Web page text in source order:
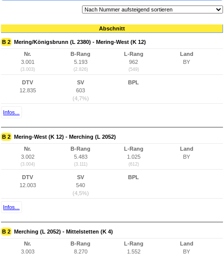
Abschnitt
B 2 Mering/Königsbrunn (L 2380) - Mering-West (K 12)
Nr.
3.001
(3.003)
B-Rang
5.193
(2.826)
L-Rang
962
(549)
Land
BY
DTV
12.835
SV
603
(4,7%)
BPL
Infos...
B 2 Mering-West (K 12) - Merching (L 2052)
Nr.
3.002
(3.004)
B-Rang
5.483
(3.111)
L-Rang
1.025
(612)
Land
BY
DTV
12.003
SV
540
(4,5%)
BPL
Infos...
B 2 Merching (L 2052) - Mittelstetten (K 4)
Nr.
3.003
B-Rang
8.270
L-Rang
1.552
Land
BY